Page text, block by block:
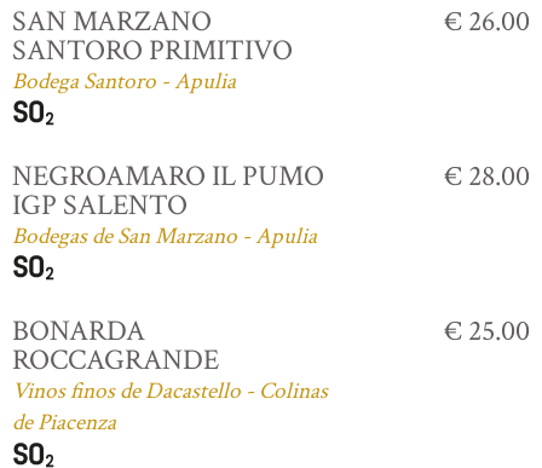
SAN MARZANO
SANTORO PRIMITIVO
Bodega Santoro - Apulia
€ 26.00
NEGROAMARO IL PUMO
IGP SALENTO
Bodegas de San Marzano - Apulia
€ 28.00
BONARDA
ROCCAGRANDE
Vinos finos de Dacastello - Colinas
de Piacenza
€ 25.00